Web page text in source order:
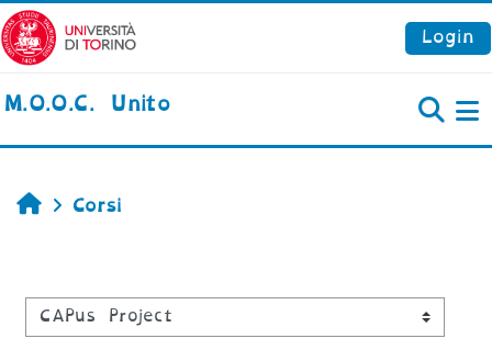
Vai al contenuto principale
Login
M.O.O.C. Unito
Home
Corsi
Categorie di corso